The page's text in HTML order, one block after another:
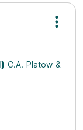
C.A. Platow &